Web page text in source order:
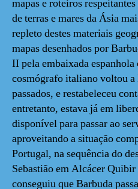
mapas e roteiros
de terras e mares da Ásia
repleto destes materiais
mapas desenhados por
II pela embaixada
cosmógrafo italiano voltou a
passados, e restabeleceu
entretanto, estava já em
disponível para passar ao
aproveitando a situação
Portugal, na sequência do
Sebastião em Alcácer
conseguiu que Barbuda